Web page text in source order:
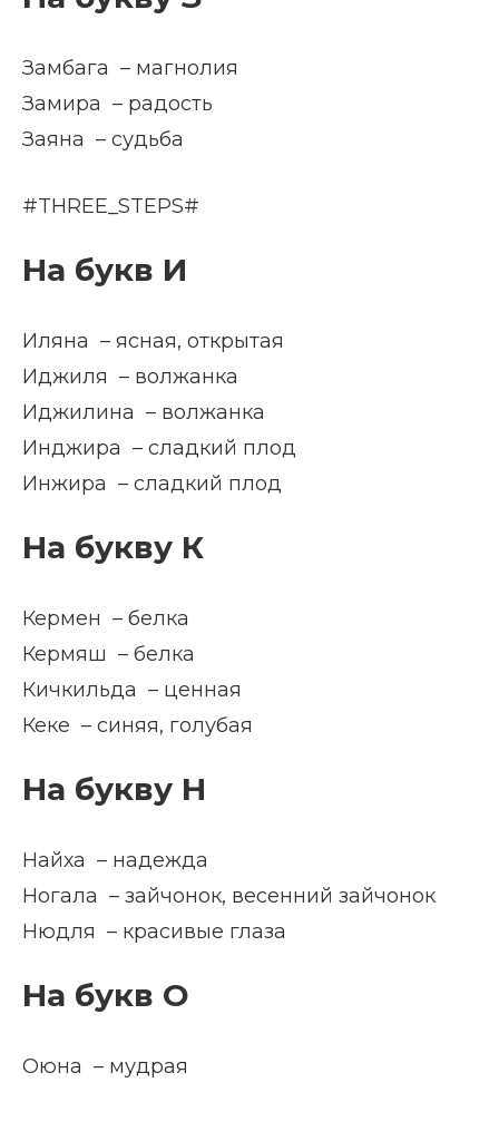
Замбага – магнолия
Замира – радость
Заяна – судьба
#THREE_STEPS#
На букв И
Иляна – ясная, открытая
Иджиля – волжанка
Иджилина – волжанка
Инджира – сладкий плод
Инжира – сладкий плод
На букву К
Кермен – белка
Кермяш – белка
Кичкильда – ценная
Кеке – синяя, голубая
На букву Н
Найха – надежда
Ногала – зайчонок, весенний зайчонок
Нюдля – красивые глаза
На букв О
Оюна – мудрая